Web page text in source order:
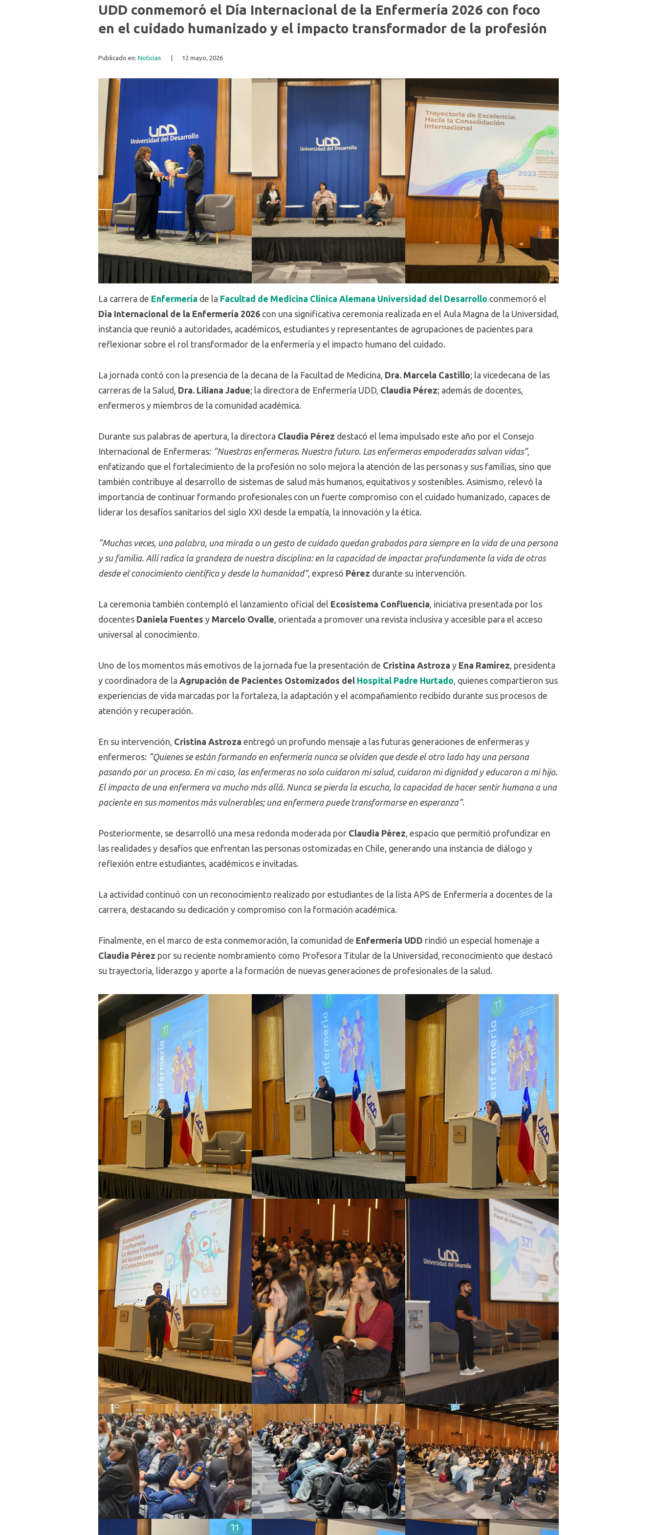
Fonoaudiología
UDD conmemoró el Día Internacional de la Enfermería 2026 con foco
en el cuidado humanizado y el impacto transformador de la profesión
Publicado en: Noticias 12 mayo, 2026
La carrera de Enfermería de la Facultad de Medicina Clínica Alemana Universidad del Desarrollo conmemoró el
Día Internacional de la Enfermería 2026 con una significativa ceremonia realizada en el Aula Magna de la Universidad,
instancia que reunió a autoridades, académicos, estudiantes y representantes de agrupaciones de pacientes para
reflexionar sobre el rol transformador de la enfermería y el impacto humano del cuidado.
La jornada contó con la presencia de la decana de la Facultad de Medicina, Dra. Marcela Castillo; la vicedecana de las
carreras de la Salud, Dra. Liliana Jadue; la directora de Enfermería UDD, Claudia Pérez; además de docentes,
enfermeros y miembros de la comunidad académica.
Durante sus palabras de apertura, la directora Claudia Pérez destacó el lema impulsado este año por el Consejo
Internacional de Enfermeras: “Nuestras enfermeras. Nuestro futuro. Las enfermeras empoderadas salvan vidas”,
enfatizando que el fortalecimiento de la profesión no solo mejora la atención de las personas y sus familias, sino que
también contribuye al desarrollo de sistemas de salud más humanos, equitativos y sostenibles. Asimismo, relevó la
importancia de continuar formando profesionales con un fuerte compromiso con el cuidado humanizado, capaces de
liderar los desafíos sanitarios del siglo XXI desde la empatía, la innovación y la ética.
“Muchas veces, una palabra, una mirada o un gesto de cuidado quedan grabados para siempre en la vida de una persona
y su familia. Allí radica la grandeza de nuestra disciplina: en la capacidad de impactar profundamente la vida de otros
desde el conocimiento científico y desde la humanidad”, expresó Pérez durante su intervención.
La ceremonia también contempló el lanzamiento oficial del Ecosistema Confluencia , iniciativa presentada por los
docentes Daniela Fuentes y Marcelo Ovalle , orientada a promover una revista inclusiva y accesible para el acceso
universal al conocimiento.
Uno de los momentos más emotivos de la jornada fue la presentación de Cristina Astroza y Ena Ramírez , presidenta
y coordinadora de la Agrupación de Pacientes Ostomizados del Hospital Padre Hurtado , quienes compartieron sus
experiencias de vida marcadas por la fortaleza, la adaptación y el acompañamiento recibido durante sus procesos de
atención y recuperación.
En su intervención, Cristina Astroza entregó un profundo mensaje a las futuras generaciones de enfermeras y
enfermeros: “Quienes se están formando en enfermería nunca se olviden que desde el otro lado hay una persona
pasando por un proceso. En mi caso, las enfermeras no solo cuidaron mi salud, cuidaron mi dignidad y educaron a mi hijo.
El impacto de una enfermera va mucho más allá. Nunca se pierda la escucha, la capacidad de hacer sentir humana a una
paciente en sus momentos más vulnerables; una enfermera puede transformarse en esperanza”.
Posteriormente, se desarrolló una mesa redonda moderada por Claudia Pérez , espacio que permitió profundizar en
las realidades y desafíos que enfrentan las personas ostomizadas en Chile, generando una instancia de diálogo y
reflexión entre estudiantes, académicos e invitadas.
La actividad continuó con un reconocimiento realizado por estudiantes de la lista APS de Enfermería a docentes de la
carrera, destacando su dedicación y compromiso con la formación académica.
Finalmente, en el marco de esta conmemoración, la comunidad de Enfermería UDD rindió un especial homenaje a
Claudia Pérez por su reciente nombramiento como Profesora Titular de la Universidad, reconocimiento que destacó
su trayectoria, liderazgo y aporte a la formación de nuevas generaciones de profesionales de la salud.